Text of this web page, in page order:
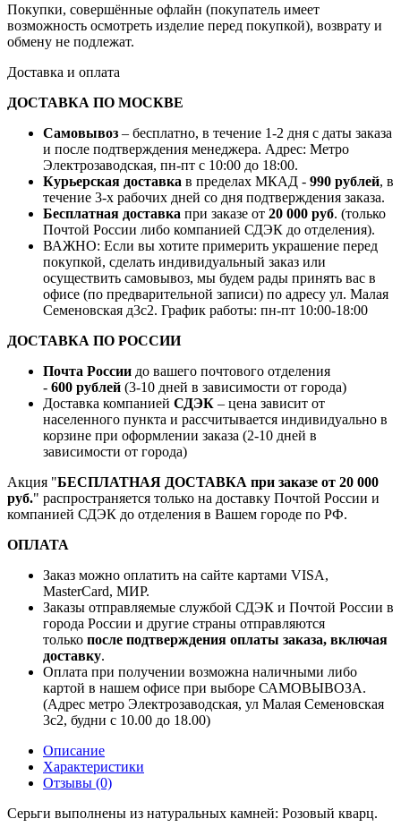
Покупки, совершённые офлайн (покупатель имеет
возможность осмотреть изделие перед покупкой), возврату и
обмену не подлежат.
Доставка и оплата
ДОСТАВКА ПО МОСКВЕ
Самовывоз – бесплатно, в течение 1-2 дня с даты заказа
и после подтверждения менеджера. Адрес: Метро
Электрозаводская, пн-пт с 10:00 до 18:00.
Курьерская доставка в пределах МКАД - 990 рублей, в
течение 3-х рабочих дней со дня подтверждения заказа.
Бесплатная доставка при заказе от 20 000 руб. (только
Почтой России либо компанией СДЭК до отделения).
ВАЖНО: Если вы хотите примерить украшение перед
покупкой, сделать индивидуальный заказ или
осуществить самовывоз, мы будем рады принять вас в
офисе (по предварительной записи) по адресу ул. Малая
Семеновская д3с2. График работы: пн-пт 10:00-18:00
ДОСТАВКА ПО РОССИИ
Почта России до вашего почтового отделения
- 600 рублей (3-10 дней в зависимости от города)
Доставка компанией СДЭК – цена зависит от
населенного пункта и рассчитывается индивидуально в
корзине при оформлении заказа (2-10 дней в
зависимости от города)
Акция "БЕСПЛАТНАЯ ДОСТАВКА при заказе от 20 000
руб." распространяется только на доставку Почтой России и
компанией СДЭК до отделения в Вашем городе по РФ.
ОПЛАТА
Заказ можно оплатить на сайте картами VISA,
MasterCard, МИР.
Заказы отправляемые службой СДЭК и Почтой России в
города России и другие страны отправляются
только после подтверждения оплаты заказа, включая
доставку.
Оплата при получении возможна наличными либо
картой в нашем офисе при выборе САМОВЫВОЗА.
(Адрес метро Электрозаводская, ул Малая Семеновская
3с2, будни с 10.00 до 18.00)
Описание
Характеристики
Отзывы (0)
Серьги выполнены из натуральных камней: Розовый кварц.